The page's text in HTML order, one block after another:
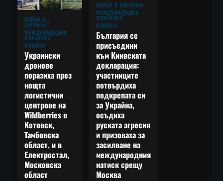
ВОЙНА В
УКРАЙНА
МЕЖДУНАРОДНА
ПОЛИТИКА
НОВИНИ
Украински
дронове
поразиха през
нощта
логистични
центрове на
Wildberries в
Котовск,
Тамбовска
област, и в
Електростал,
Московска
област
ВОЙНА В УКРАЙНА
МЕЖДУНАРОДНА
ПОЛИТИКА
НОВИНИ
България се
присъедини
към Киивската
декларация:
участниците
потвърдиха
подкрепата си
за Украйна,
осъдиха
руската агресия
и призоваха за
засилване на
международния
натиск срещу
Москва